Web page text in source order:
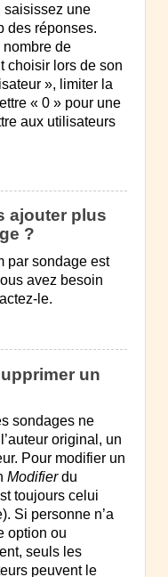
saisissez une
des réponses.
de
choisir lors de son
», limiter la
« 0 » pour une
aux utilisateurs
ajouter plus
?
par sondage est
avez besoin
le.
un
sondages ne
original, un
Pour modifier un
Modifierdu
toujours celui
Si personne n’a
option ou
seuls les
peuvent le